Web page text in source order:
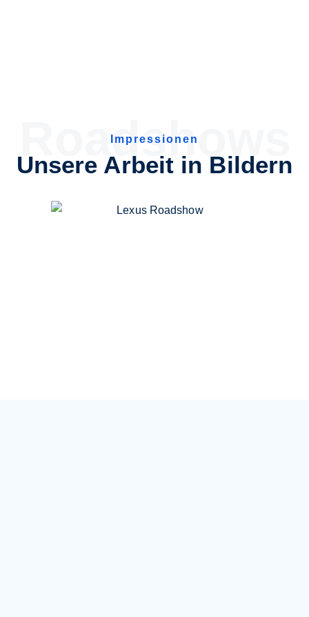
Impressionen
Unsere Arbeit in Bildern
Roadshows